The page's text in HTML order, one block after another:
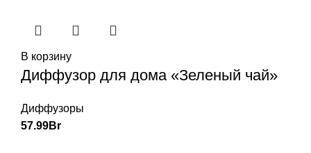
В корзину
Диффузор для дома «Зеленый чай»
Диффузоры
57.99Br